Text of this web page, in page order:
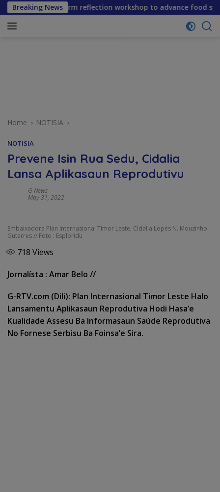
Skip
to
content
Breaking News
mid-term reflection workshop to advance food
Home NOTISIA
NOTISIA
Prevene Isin Rua Sedu, Cidalia
Lansa Aplikasaun Reprodutivu
G-News
May 31, 2022
Embaixadora Plan Internasional Timor Leste, Cidalia Lopes N. Mouzinho
Guterres // Foto : Esploridu
718 Views
Jornalísta : Amar Belo //
G-RTV.com (Dili): Plan Internasional Timor Leste Halo
Lansamentu Aplikasaun Reprodutiva Hodi Hasa’e
Kualidade Assesu Ba Informasaun Saúde Reprodutiva
No Fornese Serbisu Ba Foinsa’e Sira.